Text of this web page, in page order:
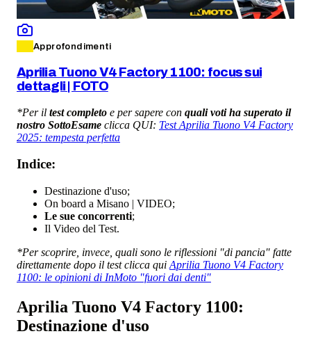
Approfondimenti
Aprilia Tuono V4 Factory 1100: focus sui
dettagli | FOTO
*Per il test completo e per sapere con quali voti ha superato il
nostro SottoEsame clicca QUI: Test Aprilia Tuono V4 Factory
2025: tempesta perfetta
Indice:
Destinazione d'uso;
On board a Misano | VIDEO;
Le sue concorrenti;
Il Video del Test.
*Per scoprire, invece, quali sono le riflessioni "di pancia" fatte
direttamente dopo il test clicca qui Aprilia Tuono V4 Factory
1100: le opinioni di InMoto "fuori dai denti"
Aprilia Tuono V4 Factory 1100:
Destinazione d'uso